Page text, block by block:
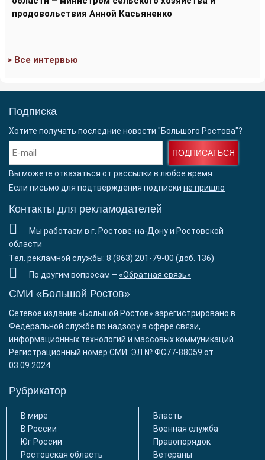
продовольствия Анной Касьяненко
> Все интервью
Подписка
Хотите получать последние новости "Большого Ростова"?
ПОДПИСАТЬСЯ
Вы можете отказаться от рассылки в любое время.
Если письмо для подтверждения подписки не пришло
Контакты для рекламодателей
Мы работаем в г. Ростове-на-Дону и Ростовской
области
Тел. рекламной службы: 8 (863) 201-79-00 (доб. 136)
По другим вопросам – «Обратная связь»
СМИ «Большой Ростов»
Сетевое издание «Большой Ростов» зарегистрировано в
Федеральной службе по надзору в сфере связи,
информационных технологий и массовых коммуникаций.
Регистрационный номер СМИ: ЭЛ № ФС77-88059 от
03.09.2024
Рубрикатор
В мире
В России
Юг России
Ростовская область
Власть
Военная служба
Правопорядок
Ветераны